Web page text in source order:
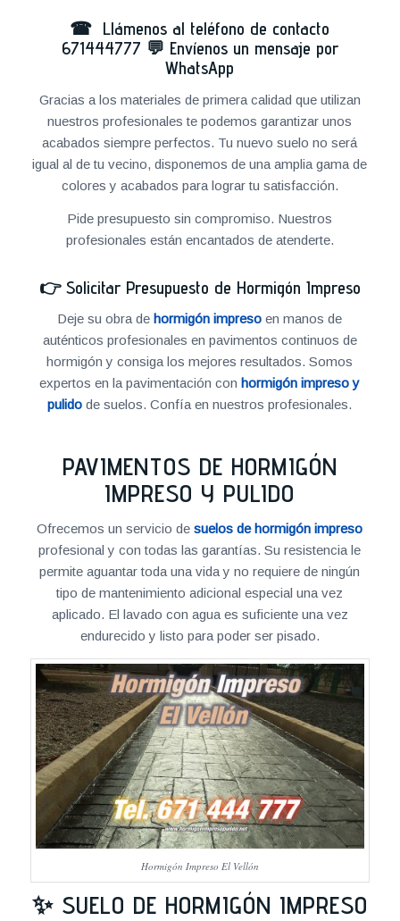
☎ Llámenos al teléfono de contacto
671444777 💬 Envíenos un mensaje por
WhatsApp
Gracias a los materiales de primera calidad que utilizan
nuestros profesionales te podemos garantizar unos
acabados siempre perfectos. Tu nuevo suelo no será
igual al de tu vecino, disponemos de una amplia gama de
colores y acabados para lograr tu satisfacción.
Pide presupuesto sin compromiso. Nuestros
profesionales están encantados de atenderte.
👉 Solicitar Presupuesto de Hormigón Impreso
Deje su obra dehormigón impreso en manos de
auténticos profesionales en pavimentos continuos de
hormigón y consiga los mejores resultados. Somos
expertos en la pavimentación conhormigón impreso y
pulido de suelos. Confía en nuestros profesionales.
PAVIMENTOS DE HORMIGÓN
IMPRESO Y PULIDO
Ofrecemos un servicio desuelos de hormigón impreso
profesional y con todas las garantías. Su resistencia le
permite aguantar toda una vida y no requiere de ningún
tipo de mantenimiento adicional especial una vez
aplicado. El lavado con agua es suficiente una vez
endurecido y listo para poder ser pisado.
Hormigón Impreso El Vellón
✨ SUELO DE HORMIGÓN IMPRESO